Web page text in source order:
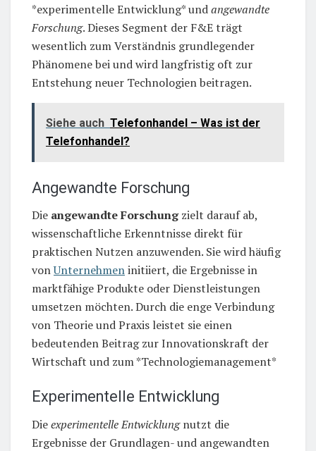
*experimentelle Entwicklung* undangewandte
Forschung. Dieses Segment der F&E trägt
wesentlich zum Verständnis grundlegender
Phänomene bei und wird langfristig oft zur
Entstehung neuer Technologien beitragen.
Siehe auch Telefonhandel – Was ist der
Telefonhandel?
Angewandte Forschung
Die angewandte Forschungzielt darauf ab,
wissenschaftliche Erkenntnisse direkt für
praktischen Nutzen anzuwenden. Sie wird häufig
vonUnternehmeninitiiert, die Ergebnisse in
marktfähige Produkte oder Dienstleistungen
umsetzen möchten. Durch die enge Verbindung
von Theorie und Praxis leistet sie einen
bedeutenden Beitrag zur Innovationskraft der
Wirtschaft und zum *Technologiemanagement*
Experimentelle Entwicklung
Dieexperimentelle Entwicklungnutzt die
Ergebnisse der Grundlagen- und angewandten